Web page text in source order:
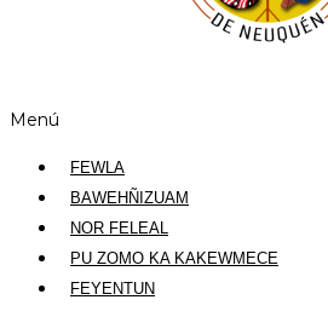
Menú
FEWLA
BAWEHÑIZUAM
NOR FELEAL
PU ZOMO KA KAKEWMECE
FEYENTUN